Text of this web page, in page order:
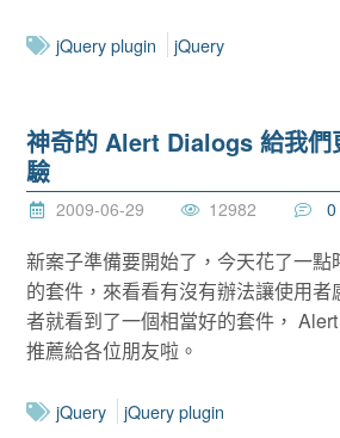
jQuery plugin jQuery
神奇的 Alert Dialogs 給我們
驗
2009-06-29 12982 0
新案子準備要開始了，今天花了一點
的套件，來看看有沒有辦法讓使用
者就看到了一個相當好的套件，
推薦給各位朋友啦。
jQuery jQuery plugin